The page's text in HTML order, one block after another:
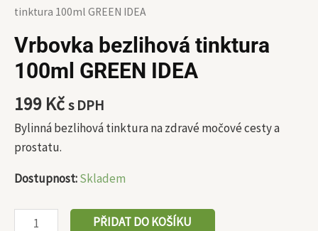
tinktura 100ml GREEN IDEA
Vrbovka bezlihová tinktura
100ml GREEN IDEA
199 Kčs DPH
Bylinná bezlihová tinktura na zdravé močové cesty a
prostatu.
Dostupnost:Skladem
PŘIDAT DO KOŠÍKU